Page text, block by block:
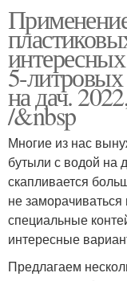
5-
на дач.
/&nbsp
Многие из нас
бутыли с водой на
скапливается
не
специальные
интересные
Предлагаем